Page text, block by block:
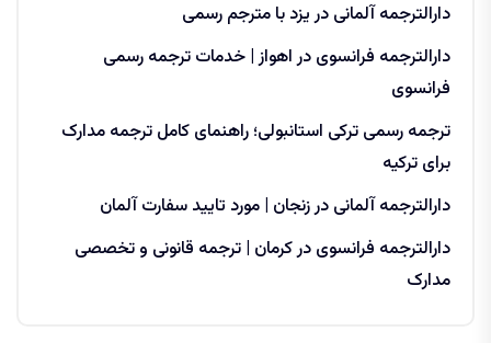
دارالترجمه آلمانی در یزد با مترجم رسمی
دارالترجمه فرانسوی در اهواز | خدمات ترجمه رسمی
فرانسوی
ترجمه رسمی ترکی استانبولی؛ راهنمای کامل ترجمه مدارک
برای ترکیه
دارالترجمه آلمانی در زنجان | مورد تایید سفارت آلمان
دارالترجمه فرانسوی در کرمان | ترجمه قانونی و تخصصی
مدارک